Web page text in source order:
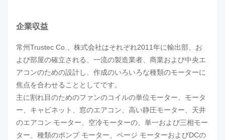
企業収益
常州Trustec Co.、株式会社はそれぞれ2011年に輸出部、お
よび部屋の確立される、一流の製造業者、商業および中央エ
アコンのための設計し、作成のいろいろな種類のモーターに
焦点を合わせることとしてです。
主に割れ目のためのファンのコイルの単位モーター、モータ
ー、キャビネット、窓のエアコン、高い静圧モーター、天井
のエアコン モーター、空冷モーターの、単一および三相モー
ター、種類のポンプ モーター、ページ モーターおよびDCの